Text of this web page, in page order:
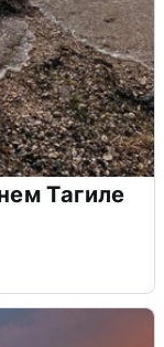
Тагиле